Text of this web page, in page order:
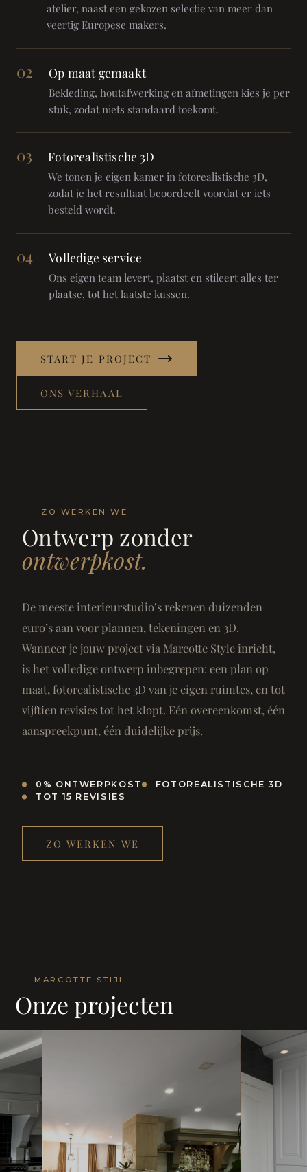
atelier, naast een gekozen selectie van meer dan
veertig Europese makers.
02 Op maat gemaakt
Bekleding, houtafwerking en afmetingen kies je per
stuk, zodat niets standaard toekomt.
03 Fotorealistische 3D
We tonen je eigen kamer in fotorealistische 3D,
zodat je het resultaat beoordeelt voordat er iets
besteld wordt.
04 Volledige service
Ons eigen team levert, plaatst en stileert alles ter
plaatse, tot het laatste kussen.
START JE PROJECT
ONS VERHAAL
ZO WERKEN WE
Ontwerp zonder
ontwerpkost.
De meeste interieurstudio’s rekenen duizenden
euro’s aan voor plannen, tekeningen en 3D.
Wanneer je jouw project via Marcotte Style inricht,
is het volledige ontwerp inbegrepen: een plan op
maat, fotorealistische 3D van je eigen ruimtes, en tot
vijftien revisies tot het klopt. Eén overeenkomst, één
aanspreekpunt, één duidelijke prijs.
0% ONTWERPKOST
FOTOREALISTISCHE 3D
TOT 15 REVISIES
ZO WERKEN WE
MARCOTTE STIJL
Onze projecten